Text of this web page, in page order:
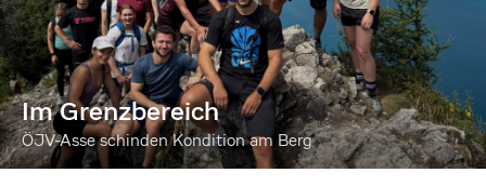
Im Grenzbereich
ÖJV-Asse schinden Kondition am Berg